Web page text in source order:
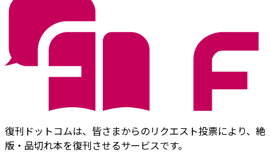
復刊ドットコムは、皆さまからのリクエスト投票により、絶
版・品切れ本を復刊させるサービスです。